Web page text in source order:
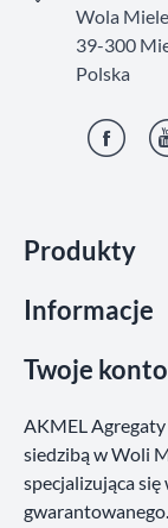
Produkty
Informacje
Twoje konto
Wola
39-300
Polska
AKMEL
siedzibą w Woli
specjalizująca